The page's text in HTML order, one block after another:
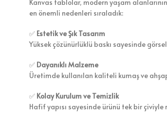
Kanvas tablolar, modern yaşam
en önemli nedenleri sıraladık:
✅ Estetik ve Şık Tasarım
Yüksek çözünürlüklü baskı sayesinde
✅ Dayanıklı Malzeme
Üretimde kullanılan kaliteli kumaş ve
✅ Kolay Kurulum ve Temizlik
Hafif yapısı sayesinde ürünü tek bir